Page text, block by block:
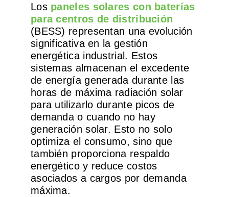
Los paneles solares con baterías
para centros de distribución
(BESS) representan una evolución
significativa en la gestión
energética industrial. Estos
sistemas almacenan el excedente
de energía generada durante las
horas de máxima radiación solar
para utilizarlo durante picos de
demanda o cuando no hay
generación solar. Esto no solo
optimiza el consumo, sino que
también proporciona respaldo
energético y reduce costos
asociados a cargos por demanda
máxima.